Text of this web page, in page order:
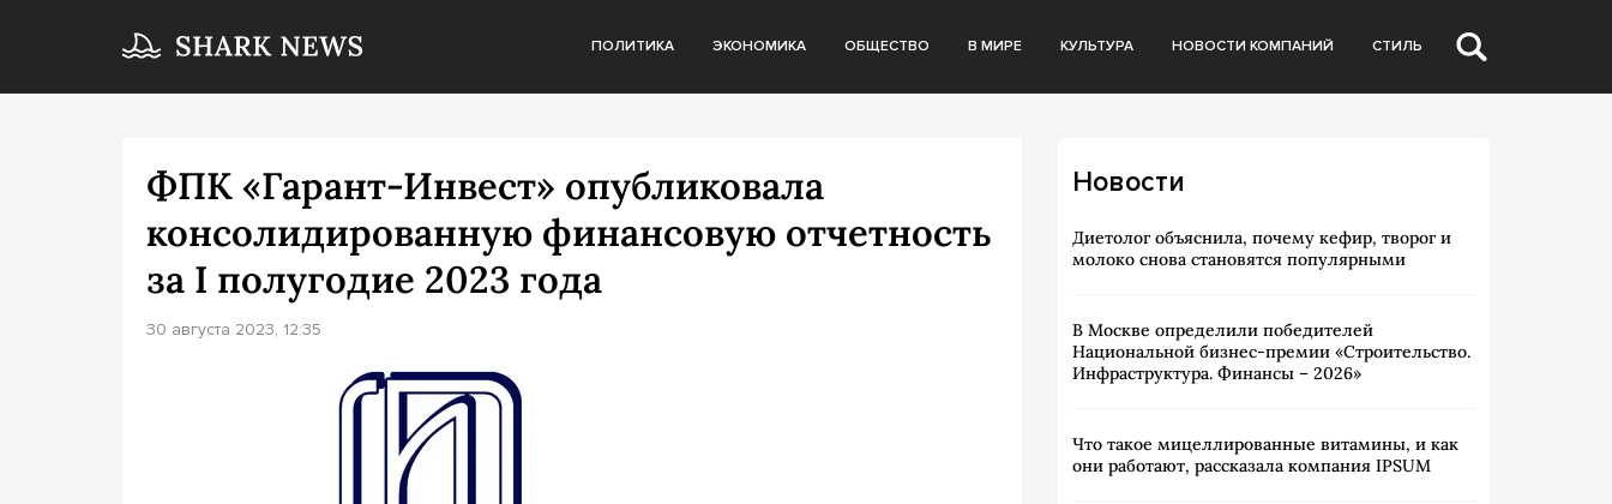
ПОЛИТИКА ЭКОНОМИКА ОБЩЕСТВО В МИРЕ КУЛЬТУРА НОВОСТИ КОМПАНИЙ СТИЛЬ
ФПК «Гарант-Инвест» опубликовала
консолидированную финансовую отчетность
за I полугодие 2023 года
30 августа 2023, 12:35
Новости
Диетолог объяснила, почему кефир, творог и
молоко снова становятся популярными
В Москве определили победителей
Национальной бизнес-премии «Строительство.
Инфраструктура. Финансы – 2026»
Что такое мицеллированные витамины, и как
они работают, рассказала компания IPSUM